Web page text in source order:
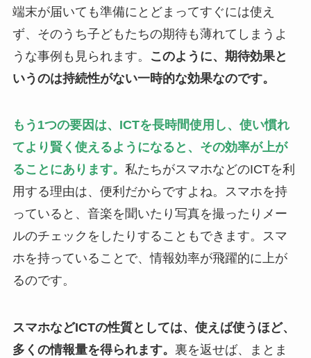
端末が届いても準備にとどまってすぐには使え
ず、そのうち子どもたちの期待も薄れてしまうよ
うな事例も見られます。
このように、期待効果と
いうのは持続性がない一時的な効果なのです。
もう1つの要因は、ICTを長時間使用し、使い慣れ
てより賢く使えるようになると、その効率が上が
ることにあります。 私たちがスマホなどのICTを利
用する理由は、便利だからですよね。スマホを持
っていると、音楽を聞いたり写真を撮ったりメー
ルのチェックをしたりすることもできます。スマ
ホを持っていることで、情報効率が飛躍的に上が
るのです。
スマホなどICTの性質としては、使えば使うほど、
多くの情報量を得られます。 裏を返せば、まとま